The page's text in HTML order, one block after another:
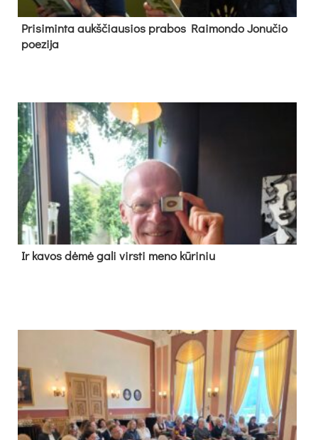
Pri­si­min­ta aukš­čiau­sios pra­bos Rai­mon­do Jo­nu­čio
poe­zi­ja
Ir ka­vos dė­mė ga­li virs­ti me­no kū­ri­niu